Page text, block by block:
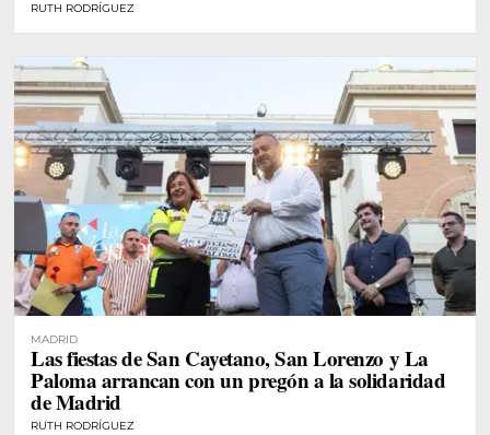
RUTH RODRÍGUEZ
MADRID
Las fiestas de San Cayetano, San Lorenzo y La
Paloma arrancan con un pregón a la solidaridad
de Madrid
RUTH RODRÍGUEZ